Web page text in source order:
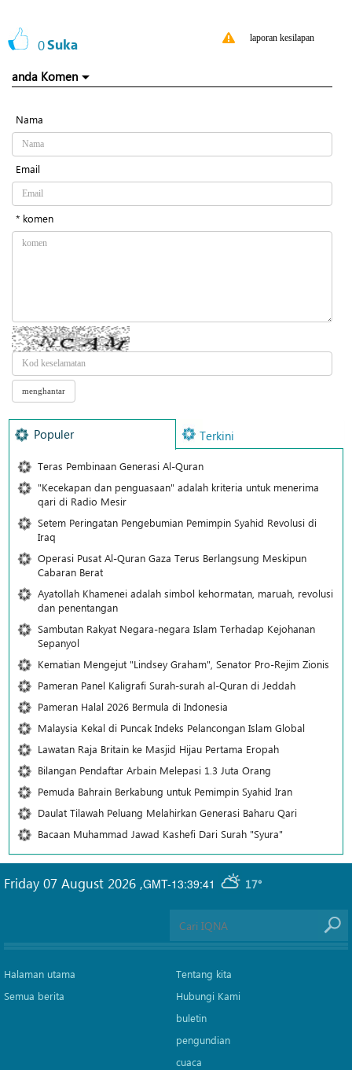
0Suka laporan kesilapan
anda Komen
Nama
Email
* komen
Populer Terkini
Teras Pembinaan Generasi Al-Quran
"Kecekapan dan penguasaan" adalah kriteria untuk menerima
qari di Radio Mesir
Setem Peringatan Pengebumian Pemimpin Syahid Revolusi di
Iraq
Operasi Pusat Al-Quran Gaza Terus Berlangsung Meskipun
Cabaran Berat
Ayatollah Khamenei adalah simbol kehormatan, maruah, revolusi
dan penentangan
Sambutan Rakyat Negara-negara Islam Terhadap Kejohanan
Sepanyol
Kematian Mengejut "Lindsey Graham", Senator Pro-Rejim Zionis
Pameran Panel Kaligrafi Surah-surah al-Quran di Jeddah
Pameran Halal 2026 Bermula di Indonesia
Malaysia Kekal di Puncak Indeks Pelancongan Islam Global
Lawatan Raja Britain ke Masjid Hijau Pertama Eropah
Bilangan Pendaftar Arbain Melepasi 1.3 Juta Orang
Pemuda Bahrain Berkabung untuk Pemimpin Syahid Iran
Daulat Tilawah Peluang Melahirkan Generasi Baharu Qari
Bacaan Muhammad Jawad Kashefi Dari Surah "Syura"
GMT-13:39:41 17°
Friday 07 August 2026 ,
Halaman utama
Semua berita
Tentang kita
Hubungi Kami
buletin
pengundian
cuaca